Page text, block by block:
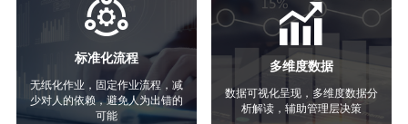
标准化流程
无纸化作业，固定作业流程，减
少对人的依赖，避免人为出错的
可能
多维度数据
数据可视化呈现，多维度数据分
析解读，辅助管理层决策